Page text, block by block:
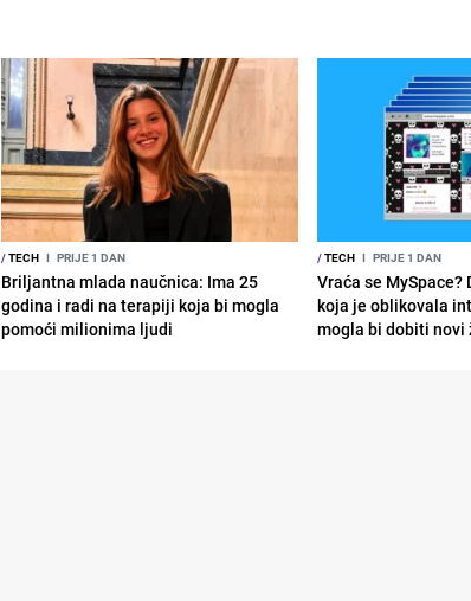
/TECH I PRIJE 1 DAN
Briljantna mlada naučnica: Ima 25
godina i radi na terapiji koja bi mogla
pomoći milionima ljudi
/TECH I PRIJE 1 DAN
Vraća se MySpace?
koja je oblikovala
mogla bi dobiti novi